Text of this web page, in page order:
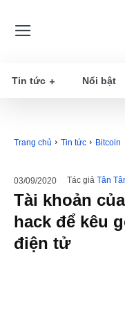
Tin tức Nổi bật
Trang chủ Tin tức Bitcoin
03/09/2020 Tác giả Tân
Tài khoản
hack để kêu
điện tử